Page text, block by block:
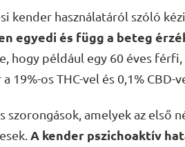
kender használatáról szóló
egyedi és függ a beteg
hogy például egy 60 éves
19%-os THC-vel és 0,1% CBD-
szorongások, amelyek az első
A kender pszichoaktív